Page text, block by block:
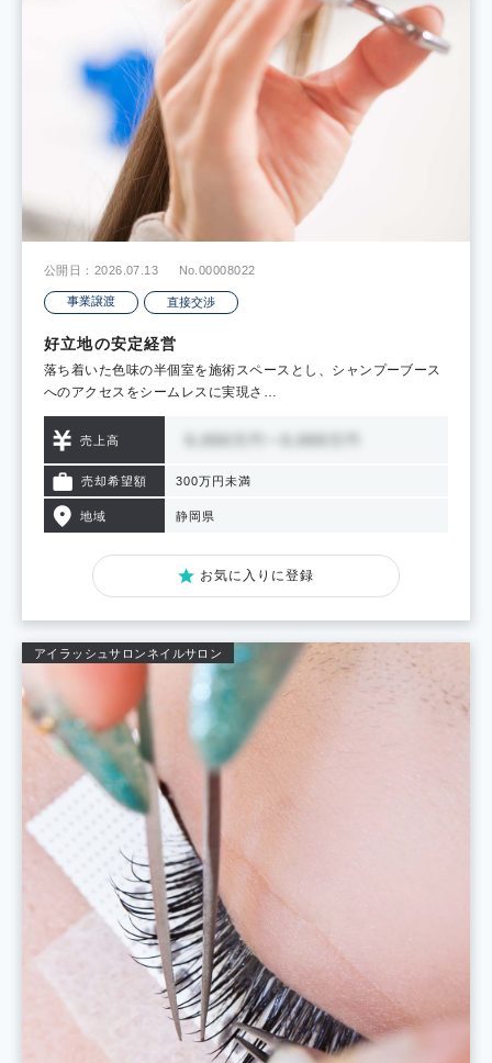
公開日：2026.07.13 No.00008022
事業譲渡 直接交渉
好立地の安定経営
落ち着いた色味の半個室を施術スペースとし、シャンプーブース
へのアクセスをシームレスに実現さ…
売上高
売却希望額 300万円未満
地域 静岡県
お気に入りに登録
アイラッシュサロン ネイルサロン